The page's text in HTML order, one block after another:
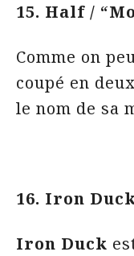
15. Half /
Comme on
coupé en
le nom de sa
16. Iron
Iron Duck